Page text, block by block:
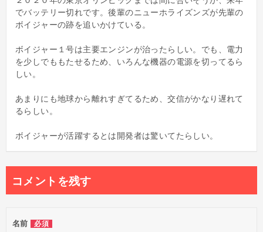
でバッテリー切れです。後輩のニューホライズンズが先輩の
ボイジャーの跡を追いかけている。
ボイジャー１号は主要エンジンが治ったらしい。でも、電力
を少しでももたせるため、いろんな機器の電源を切ってるら
しい。
あまりにも地球から離れすぎてるため、交信がかなり遅れて
るらしい。
ボイジャーが活躍するとは開発者は驚いてたらしい。
コメントを残す
名前 必須